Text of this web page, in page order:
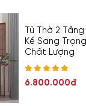
Tủ Thờ 2
Kế Sang
Chất Lượng
6.800.000đ